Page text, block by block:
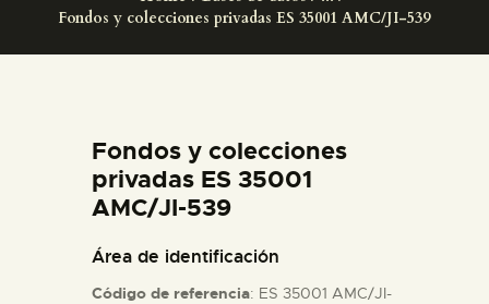
Fondos y colecciones privadas ES 35001 AMC/JI-539
EL MUSEO
DIDÁCTICA
ESPAÑOL
Fondos y colecciones
privadas ES 35001
AMC/JI-539
Área de identificación
Código de referencia: ES 35001 AMC/JI-